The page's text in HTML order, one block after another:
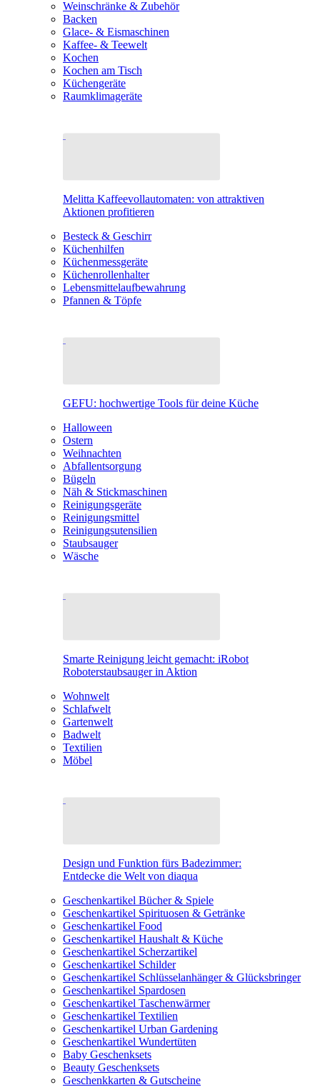
Weinschränke & Zubehör
Backen
Glace- & Eismaschinen
Kaffee- & Teewelt
Kochen
Kochen am Tisch
Küchengeräte
Raumklimageräte
Melitta Kaffeevollautomaten: von attraktiven
Aktionen profitieren
Besteck & Geschirr
Küchenhilfen
Küchenmessgeräte
Küchenrollenhalter
Lebensmittelaufbewahrung
Pfannen & Töpfe
GEFU: hochwertige Tools für deine Küche
Halloween
Ostern
Weihnachten
Abfallentsorgung
Bügeln
Näh & Stickmaschinen
Reinigungsgeräte
Reinigungsmittel
Reinigungsutensilien
Staubsauger
Wäsche
Smarte Reinigung leicht gemacht: iRobot
Roboterstaubsauger in Aktion
Wohnwelt
Schlafwelt
Gartenwelt
Badwelt
Textilien
Möbel
Design und Funktion fürs Badezimmer:
Entdecke die Welt von diaqua
Geschenkartikel Bücher & Spiele
Geschenkartikel Spirituosen & Getränke
Geschenkartikel Food
Geschenkartikel Haushalt & Küche
Geschenkartikel Scherzartikel
Geschenkartikel Schilder
Geschenkartikel Schlüsselanhänger & Glücksbringer
Geschenkartikel Spardosen
Geschenkartikel Taschenwärmer
Geschenkartikel Textilien
Geschenkartikel Urban Gardening
Geschenkartikel Wundertüten
Baby Geschenksets
Beauty Geschenksets
Geschenkkarten & Gutscheine